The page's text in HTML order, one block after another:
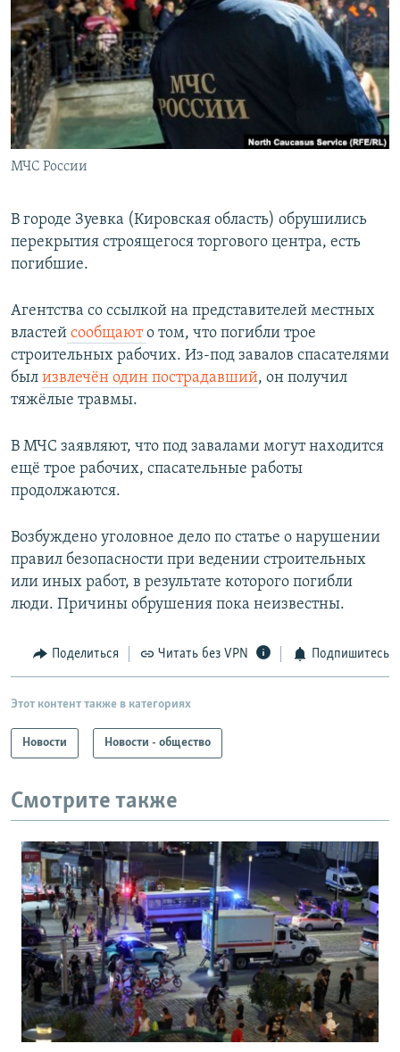
РАСПИСАНИЕ ВЕЩАНИЯ
ПОДПИШИТЕСЬ НА РАССЫЛКУ
СОЦИАЛЬНЫЕ СЕТИ
Все сайты РСЕ/РС
МЧС России
В городе Зуевка (Кировская область) обрушились
перекрытия строящегося торгового центра, есть
погибшие.
Агентства со ссылкой на представителей местных
властей сообщаюто том, что погибли трое
строительных рабочих. Из-под завалов спасателями
был извлечён один пострадавший, он получил
тяжёлые травмы.
В МЧС заявляют, что под завалами могут находится
ещё трое рабочих, спасательные работы
продолжаются.
Возбуждено уголовное дело по статье о нарушении
правил безопасности при ведении строительных
или иных работ, в результате которого погибли
люди. Причины обрушения пока неизвестны.
Поделиться Читать без VPN Подпишитесь
Этот контент также в категориях
Новости Новости - общество
Смотрите также